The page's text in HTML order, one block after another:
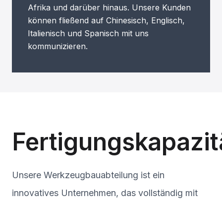
Afrika und darüber hinaus. Unsere Kunden
können fließend auf Chinesisch, Englisch,
Italienisch und Spanisch mit uns
kommunizieren.
Unsere Werkzeugbauabteilung ist ein
innovatives Unternehmen, das vollständig mit